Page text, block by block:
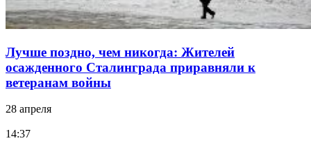
Лучше поздно, чем никогда: Жителей
осажденного Сталинграда приравняли к
ветеранам войны
28 апреля
14:37